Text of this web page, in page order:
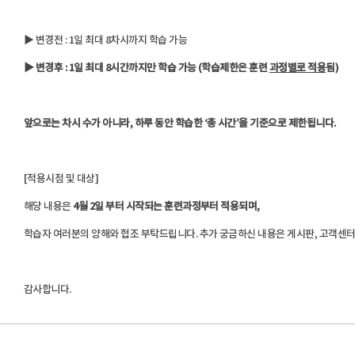
▶ 변경전 : 1일 최대 8차시까지 학습 가능
▶변경후: 1일 최대 8시간까지만 학습 가능(학습제한은 훈련과정별로 적용됨)
앞으로는 차시 수가 아니라,하루 동안 학습한 ‘총 시간’을 기준으로 제한됩니다.
[적용시점 및 대상]
해당 내용은 4월 2일 부터 시작되는 훈련과정부터 적용되며,
학습자 여러분의 양해와 협조 부탁드립니다.추가궁금하신 내용은게시판,고객센
감사합니다.